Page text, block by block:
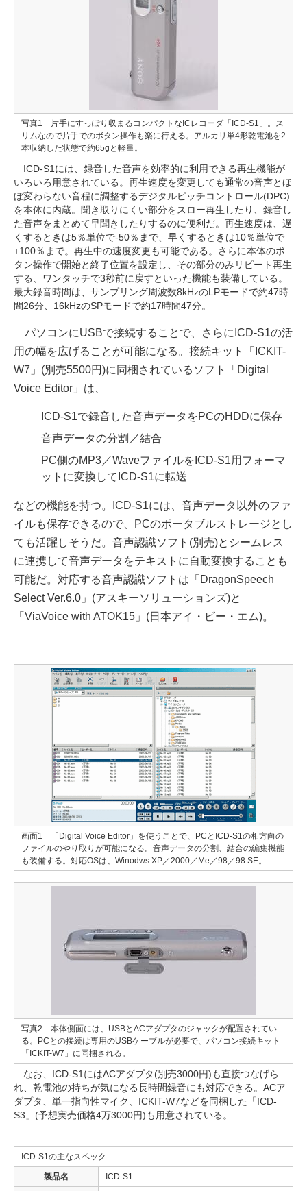
写真1 片手にすっぽり収まるコンパクトなICレコーダ「ICD-S1」。ス
リムなので片手でのボタン操作も楽に行える。アルカリ単4形乾電池を2
本収納した状態で約65gと軽量。
ICD-S1には、録音した音声を効率的に利用できる再生機能が
いろいろ用意されている。再生速度を変更しても通常の音声とほ
ぼ変わらない音程に調整するデジタルピッチコントロール(DPC)
を本体に内蔵。聞き取りにくい部分をスロー再生したり、録音し
た音声をまとめて早聞きしたりするのに便利だ。再生速度は、遅
くするときは5％単位で-50％まで、早くするときは10％単位で
+100％まで。再生中の速度変更も可能である。さらに本体のボ
タン操作で開始と終了位置を設定し、その部分のみリピート再生
する、ワンタッチで3秒前に戻すといった機能も装備している。
最大録音時間は、サンプリング周波数8kHzのLPモードで約47時
間26分、16kHzのSPモードで約17時間47分。
パソコンにUSBで接続することで、さらにICD-S1の活
用の幅を広げることが可能になる。接続キット「ICKIT-
W7」(別売5500円)に同梱されているソフト「Digital
Voice Editor」は、
ICD-S1で録音した音声データをPCのHDDに保存
音声データの分割／結合
PC側のMP3／WaveファイルをICD-S1用フォーマ
ットに変換してICD-S1に転送
などの機能を持つ。ICD-S1には、音声データ以外のファ
イルも保存できるので、PCのポータブルストレージとし
ても活躍しそうだ。音声認識ソフト(別売)とシームレス
に連携して音声データをテキストに自動変換することも
可能だ。対応する音声認識ソフトは「DragonSpeech
Select Ver.6.0」(アスキーソリューションズ)と
「ViaVoice with ATOK15」(日本アイ・ビー・エム)。
画面1 「Digital Voice Editor」を使うことで、PCとICD-S1の相方向の
ファイルのやり取りが可能になる。音声データの分割、結合の編集機能
も装備する。対応OSは、Winodws XP／2000／Me／98／98 SE。
写真2 本体側面には、USBとACアダプタのジャックが配置されてい
る。PCとの接続は専用のUSBケーブルが必要で、パソコン接続キット
「ICKIT-W7」に同梱される。
なお、ICD-S1にはACアダプタ(別売3000円)も直接つなげら
れ、乾電池の持ちが気になる長時間録音にも対応できる。ACア
ダプタ、単一指向性マイク、ICKIT-W7などを同梱した「ICD-
S3」(予想実売価格4万3000円)も用意されている。
ICD-S1の主なスペック
製品名 ICD-S1